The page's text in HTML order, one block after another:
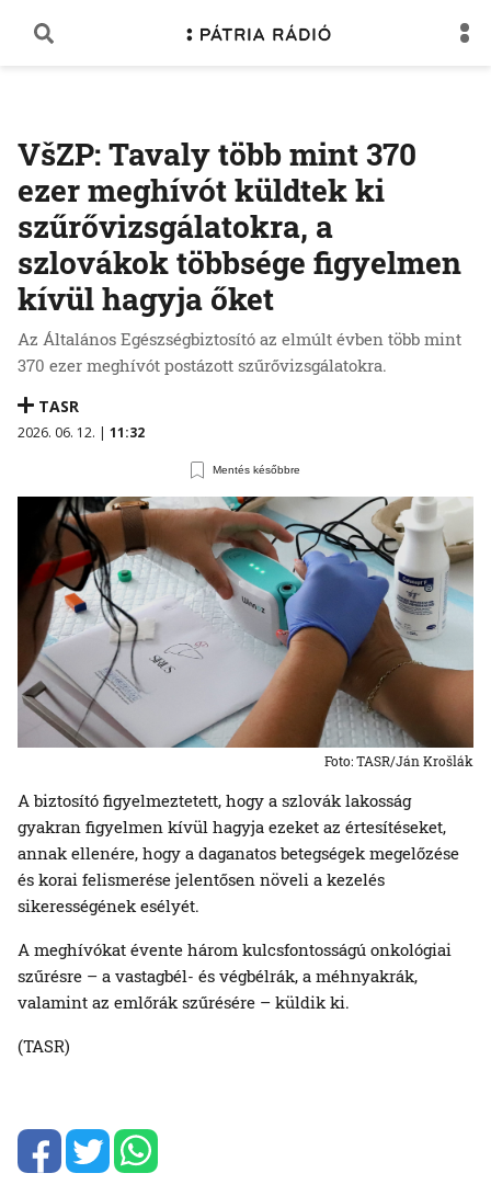
VšZP: Tavaly több mint 370
ezer meghívót küldtek ki
szűrővizsgálatokra, a
szlovákok többsége figyelmen
kívül hagyja őket
Az Általános Egészségbiztosító az elmúlt évben több mint
370 ezer meghívót postázott szűrővizsgálatokra.
TASR
2026. 06. 12. | 11:32
Mentés későbbre
Foto: TASR/Ján Krošlák
A biztosító figyelmeztetett, hogy a szlovák lakosság
gyakran figyelmen kívül hagyja ezeket az értesítéseket,
annak ellenére, hogy a daganatos betegségek megelőzése
és korai felismerése jelentősen növeli a kezelés
sikerességének esélyét.
A meghívókat évente három kulcsfontosságú onkológiai
szűrésre – a vastagbél- és végbélrák, a méhnyakrák,
valamint az emlőrák szűrésére – küldik ki.
(TASR)